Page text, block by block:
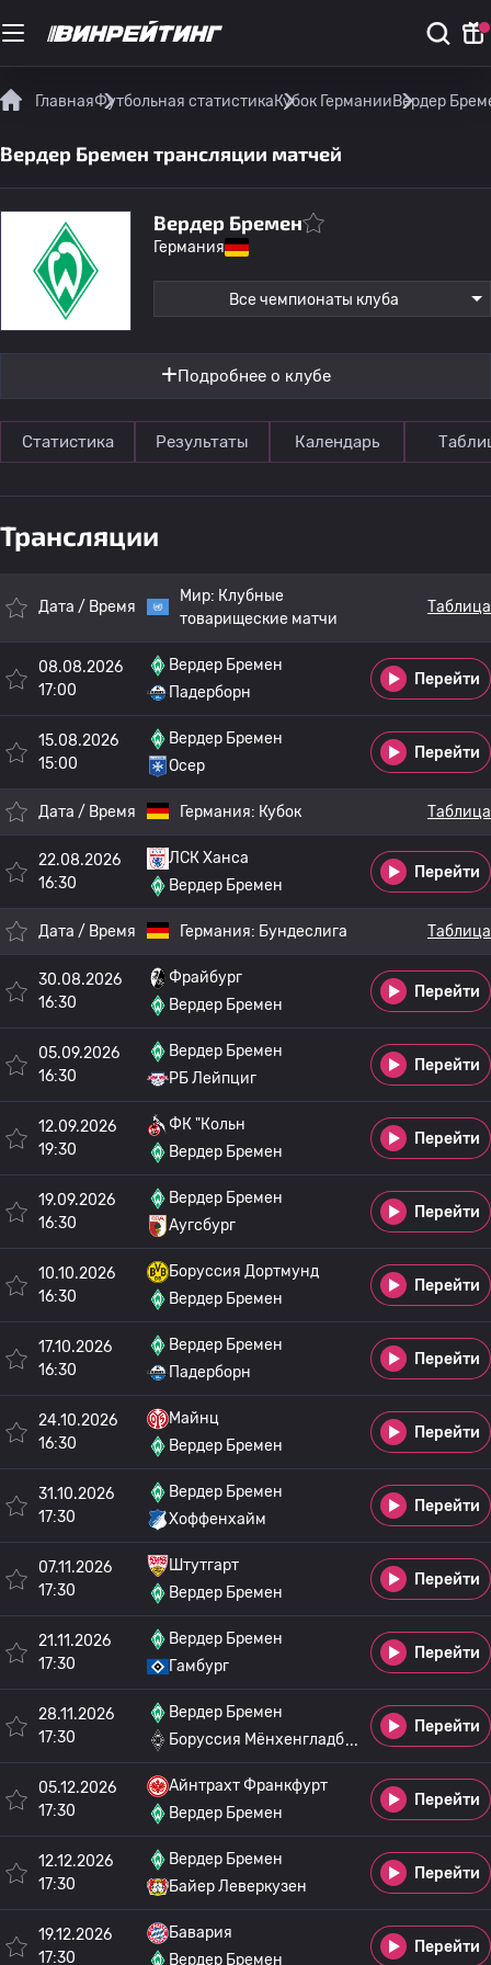
ГлавнаяФутбольная статистикаКубок ГерманииВердер
Вердер Бремен трансляции матчей
Вердер Бремен
Германия
Все чемпионаты клуба
Подробнее о клубе
Статистика Результаты Календарь
Трансляции
Дата / Время
Мир: Клубные
товарищеские матчи
Таблица
08.08.2026
17:00
Вердер Бремен
Падерборн
Перейти
15.08.2026
15:00
Вердер Бремен
Осер
Перейти
Дата / Время Германия: Кубок Таблица
22.08.2026
16:30
ЛСК Ханса
Вердер Бремен
Перейти
Дата / Время Германия: Бундеслига Таблица
30.08.2026
16:30
Фрайбург
Вердер Бремен
Перейти
05.09.2026
16:30
Вердер Бремен
РБ Лейпциг
Перейти
12.09.2026
19:30
ФК "Кольн
Вердер Бремен
Перейти
19.09.2026
16:30
Вердер Бремен
Аугсбург
Перейти
10.10.2026
16:30
Боруссия Дортмунд
Вердер Бремен
Перейти
17.10.2026
16:30
Вердер Бремен
Падерборн
Перейти
24.10.2026
16:30
Майнц
Вердер Бремен
Перейти
31.10.2026
17:30
Вердер Бремен
Хоффенхайм
Перейти
07.11.2026
17:30
Штутгарт
Вердер Бремен
Перейти
21.11.2026
17:30
Вердер Бремен
Гамбург
Перейти
28.11.2026
17:30
Вердер Бремен
Боруссия Мёнхенгладб
Перейти
05.12.2026
17:30
Айнтрахт Франкфурт
Вердер Бремен
Перейти
12.12.2026
17:30
Вердер Бремен
Байер Леверкузен
Перейти
19.12.2026
17:30
Бавария
Вердер Бремен
Перейти